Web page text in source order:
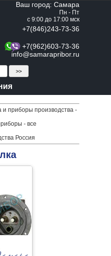
Ваш город: Самара
Пн - Пт
с 9:00 до 17:00 мск
+7(846)243-73-36
+7(962)603-73-36
info@samarapribor.ru
и приборы производства -
- все
Россия